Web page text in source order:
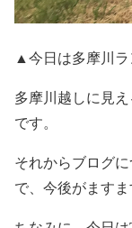
▲今日は多摩川ラ
多摩川越しに見
です。
それからブログ
で、今後がますま